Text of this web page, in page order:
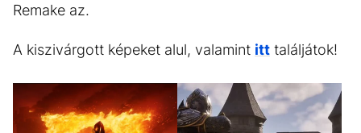
Remake az.
A kiszivárgott képeket alul, valamint itt találjátok!